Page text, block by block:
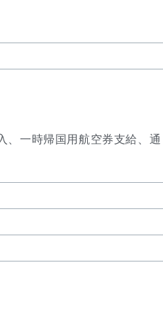
、一時帰国用航空券支給、通